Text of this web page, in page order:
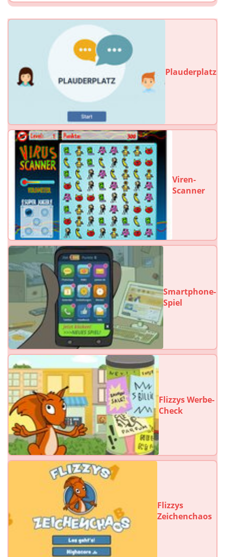
Plauderplatz
Viren-
Scanner
Smartphone-
Spiel
Flizzys Werbe-
Check
Flizzys
Zeichenchaos